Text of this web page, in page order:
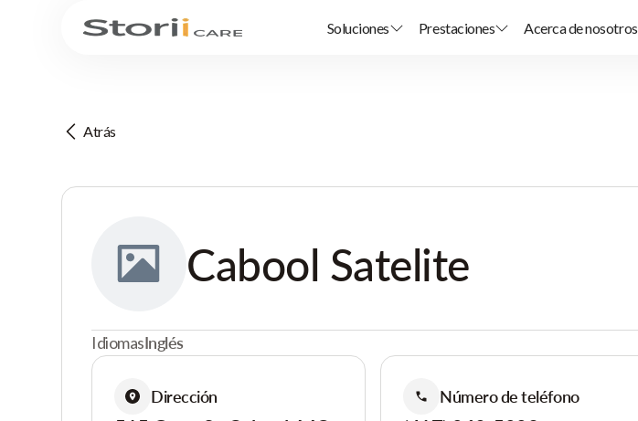
Soluciones Prestaciones Acerca de nosotros
Atrás
Cabool Satelite
IdiomasInglés
Dirección Número de teléfono